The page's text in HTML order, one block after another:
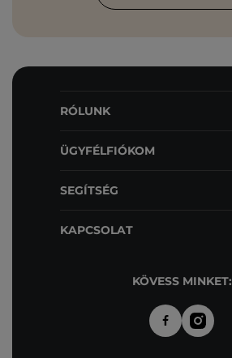
RÓLUNK
ÜGYFÉLFIÓKOM
SEGÍTSÉG
KAPCSOLAT
KÖVESS MINKET: